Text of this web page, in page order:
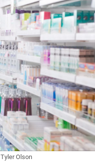
Tyler Olson